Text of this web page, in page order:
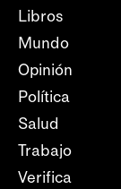
Libros
Mundo
Opinión
Política
Salud
Trabajo
Verifica